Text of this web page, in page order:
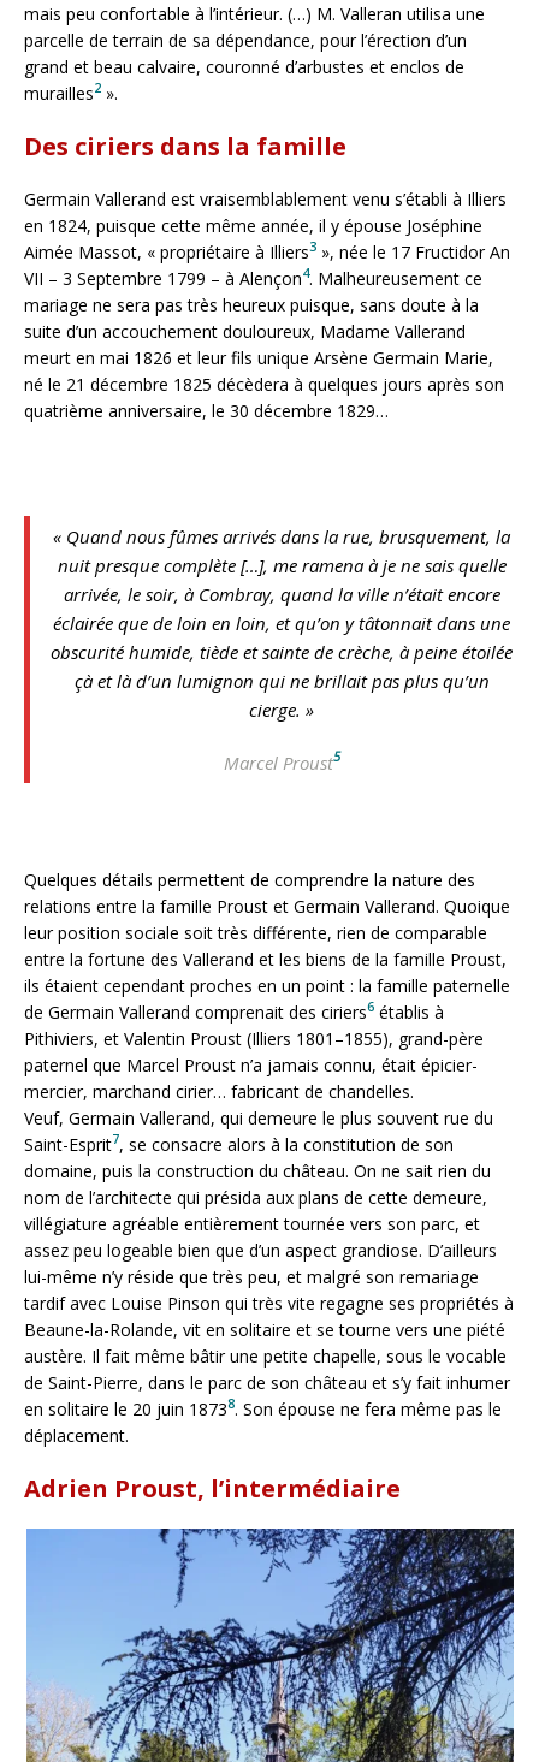
mais peu confortable à l’intérieur. (…) M. Valleran utilisa une
parcelle de terrain de sa dépendance, pour l’érection d’un
grand et beau calvaire, couronné d’arbustes et enclos de
murailles2 ».
Des ciriers dans la famille
Germain Vallerand est vraisemblablement venu s’établi à Illiers
en 1824, puisque cette même année, il y épouse Joséphine
Aimée Massot, « propriétaire à Illiers3 », née le 17 Fructidor An
VII – 3 Septembre 1799 – à Alençon4. Malheureusement ce
mariage ne sera pas très heureux puisque, sans doute à la
suite d’un accouchement douloureux, Madame Vallerand
meurt en mai 1826 et leur fils unique Arsène Germain Marie,
né le 21 décembre 1825 décèdera à quelques jours après son
quatrième anniversaire, le 30 décembre 1829…
« Quand nous fûmes arrivés dans la rue, brusquement, la
nuit presque complète […], me ramena à je ne sais quelle
arrivée, le soir, à Combray, quand la ville n’était encore
éclairée que de loin en loin, et qu’on y tâtonnait dans une
obscurité humide, tiède et sainte de crèche, à peine étoilée
çà et là d’un lumignon qui ne brillait pas plus qu’un
cierge. »
Marcel Proust5
Quelques détails permettent de comprendre la nature des
relations entre la famille Proust et Germain Vallerand. Quoique
leur position sociale soit très différente, rien de comparable
entre la fortune des Vallerand et les biens de la famille Proust,
ils étaient cependant proches en un point : la famille paternelle
de Germain Vallerand comprenait des ciriers6 établis à
Pithiviers, et Valentin Proust (Illiers 1801–1855), grand-père
paternel que Marcel Proust n’a jamais connu, était épicier-
mercier, marchand cirier… fabricant de chandelles.
Veuf, Germain Vallerand, qui demeure le plus souvent rue du
Saint-Esprit7, se consacre alors à la constitution de son
domaine, puis la construction du château. On ne sait rien du
nom de l’architecte qui présida aux plans de cette demeure,
villégiature agréable entièrement tournée vers son parc, et
assez peu logeable bien que d’un aspect grandiose. D’ailleurs
lui-même n’y réside que très peu, et malgré son remariage
tardif avec Louise Pinson qui très vite regagne ses propriétés à
Beaune-la-Rolande, vit en solitaire et se tourne vers une piété
austère. Il fait même bâtir une petite chapelle, sous le vocable
de Saint-Pierre, dans le parc de son château et s’y fait inhumer
en solitaire le 20 juin 18738. Son épouse ne fera même pas le
déplacement.
Adrien Proust, l’intermédiaire